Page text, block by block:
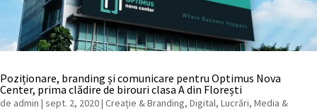
Poziționare, branding și comunicare pentru Optimus Nova
Center, prima clădire de birouri clasa A din Florești
de admin | sept. 2, 2020| Creație & Branding, Digital, Lucrări, Media &